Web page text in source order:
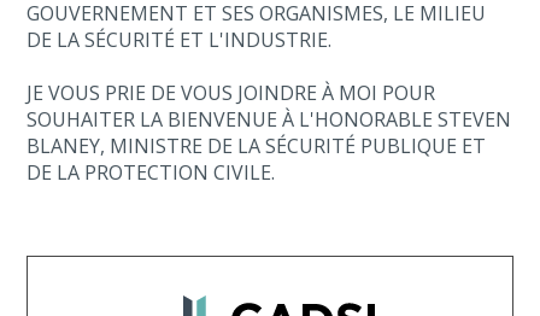
GOUVERNEMENT ET SES ORGANISMES, LE MILIEU
DE LA SÉCURITÉ ET L'INDUSTRIE.
JE VOUS PRIE DE VOUS JOINDRE À MOI POUR
SOUHAITER LA BIENVENUE À L'HONORABLE STEVEN
BLANEY, MINISTRE DE LA SÉCURITÉ PUBLIQUE ET
DE LA PROTECTION CIVILE.